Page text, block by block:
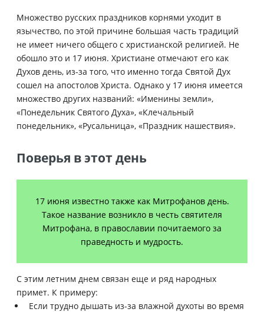
Множество русских праздников корнями уходит в
язычество, по этой причине большая часть традиций
не имеет ничего общего с христианской религией. Не
обошло это и 17 июня. Христиане отмечают его как
Духов день, из-за того, что именно тогда Святой Дух
сошел на апостолов Христа. Однако у 17 июня имеется
множество других названий: «Именины земли»,
«Понедельник Святого Духа», «Клечальный
понедельник», «Русальница», «Праздник нашествия».
Поверья в этот день
17 июня известно также как Митрофанов день.
Такое название возникло в честь святителя
Митрофана, в православии почитаемого за
праведность и мудрость.
С этим летним днем связан еще и ряд народных
примет. К примеру:
Если трудно дышать из-за влажной духоты во время